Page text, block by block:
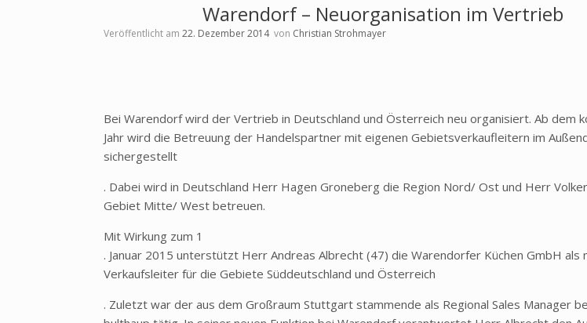
Warendorf – Neuorganisation im Vertrieb
Veröffentlicht am 22. Dezember 2014 von Christian Strohmayer
Bei Warendorf wird der Vertrieb in Deutschland und Österreich neu organisiert. Ab dem
Jahr wird die Betreuung der Handelspartner mit eigenen Gebietsverkaufleitern im
sichergestellt
. Dabei wird in Deutschland Herr Hagen Groneberg die Region Nord/ Ost und Herr
Gebiet Mitte/ West betreuen.
Mit Wirkung zum 1
. Januar 2015 unterstützt Herr Andreas Albrecht (47) die Warendorfer Küchen GmbH als
Verkaufsleiter für die Gebiete Süddeutschland und Österreich
. Zuletzt war der aus dem Großraum Stuttgart stammende als Regional Sales Manager